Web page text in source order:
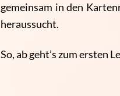
gemeinsam in den
heraussucht.
So, ab geht’s zum ersten